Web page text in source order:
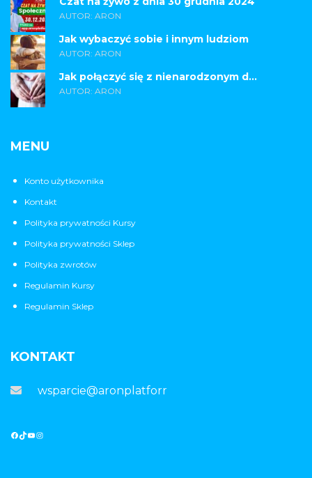
AUTOR: ARON
Jak wybaczyć sobie i innym ludziom
AUTOR: ARON
Jak połączyć się z nienarodzonym d...
AUTOR: ARON
MENU
Konto użytkownika
Kontakt
Polityka prywatności Kursy
Polityka prywatności Sklep
Polityka zwrotów
Regulamin Kursy
Regulamin Sklep
KONTAKT
wsparcie@aronplatforma.pl